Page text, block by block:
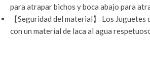
para atrapar bichos y boca abajo para
【Seguridad del material】 Los
con un material de laca al agua